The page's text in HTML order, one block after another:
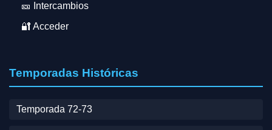
🎫 Intercambios
🔐 Acceder
Temporadas Históricas
Temporada 72-73